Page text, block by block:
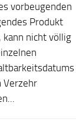
vorbeugenden
Produkt
nicht völlig
Verzehr